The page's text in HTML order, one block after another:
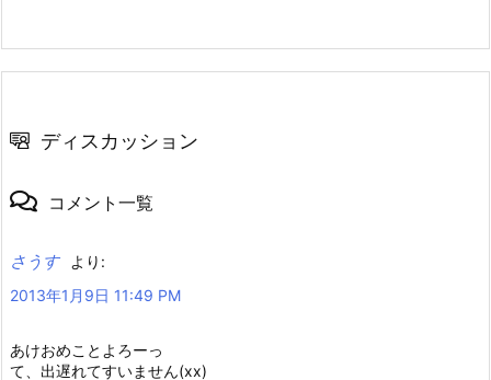
ディスカッション
コメント一覧
さうす
より:
2013年1月9日 11:49 PM
あけおめことよろーっ
て、出遅れてすいません(xx)